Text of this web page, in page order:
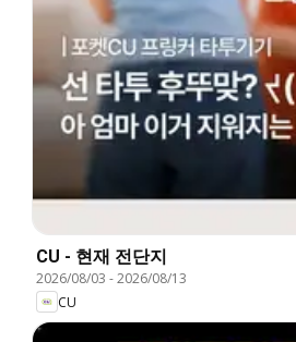
CU - 현재 전단지
2026/08/03 -2026/08/13
CU